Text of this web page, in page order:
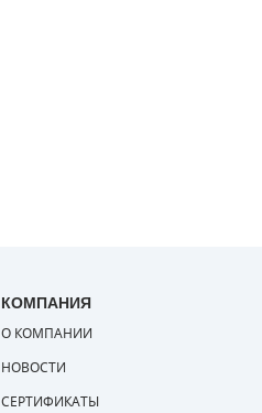
КОМПАНИЯ
О КОМПАНИИ
НОВОСТИ
СЕРТИФИКАТЫ